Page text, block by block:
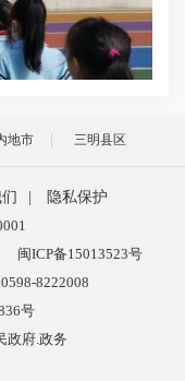
地市 三明县区
|
隐私保护
闽ICP备15013523号
8222008
号
政府.政务